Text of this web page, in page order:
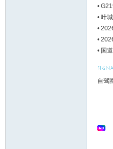
•
• 叶
•
•
• 国
自驾